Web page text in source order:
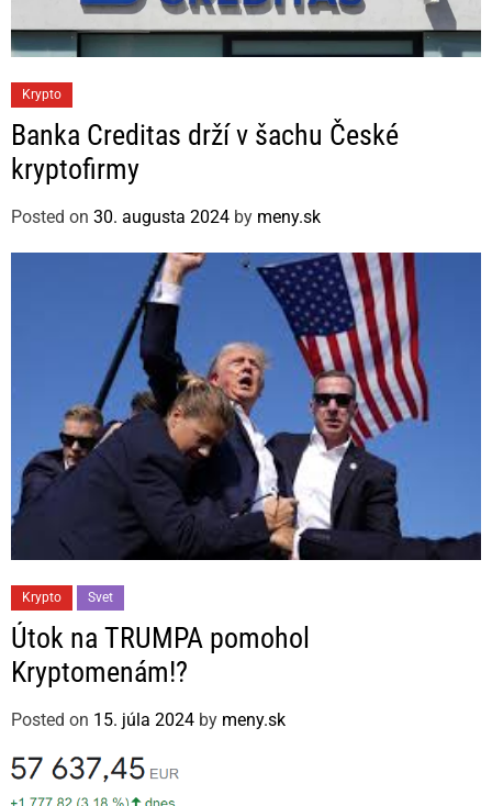
a
t
e
o
r
Krypto
Banka Creditas drží v šachu České
kryptofirmy
Posted on 30. augusta 2024 by meny.sk
a
t
e
o
r
Krypto Svet
Útok na TRUMPA pomohol
Kryptomenám!?
Posted on 15. júla 2024 by meny.sk